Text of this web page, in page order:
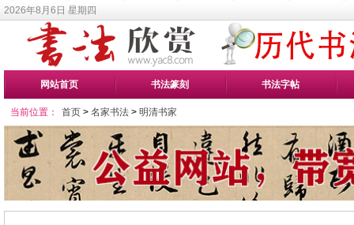
2026年8月6日 星期四
网站首页 书法篆刻 书法字帖
当前位置： 首页 > 名家书法 > 明清书家